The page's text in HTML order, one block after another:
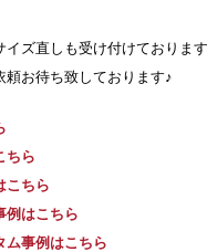
ズ直しも受け付けております
頼お待ち致しております♪
ちら
こちら
例はこちら
ム事例はこちら